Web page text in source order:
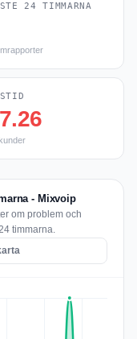
24 TIMMARNA
- Mixvoip
om problem och
timmarna.